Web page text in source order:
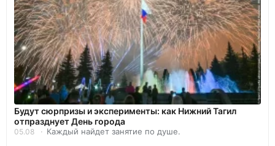
Будут сюрпризы и эксперименты: как Нижний Тагил
отпразднует День города
05.08 Каждый найдет занятие по душе.